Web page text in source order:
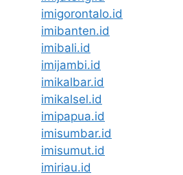
imigorontalo.id
imibanten.id
imibali.id
imijambi.id
imikalbar.id
imikalsel.id
imipapua.id
imisumbar.id
imisumut.id
imiriau.id